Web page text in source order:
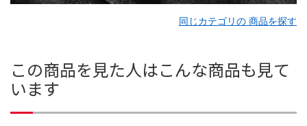
同じカテゴリの 商品を探す
この商品を見た人はこんな商品も見て
います